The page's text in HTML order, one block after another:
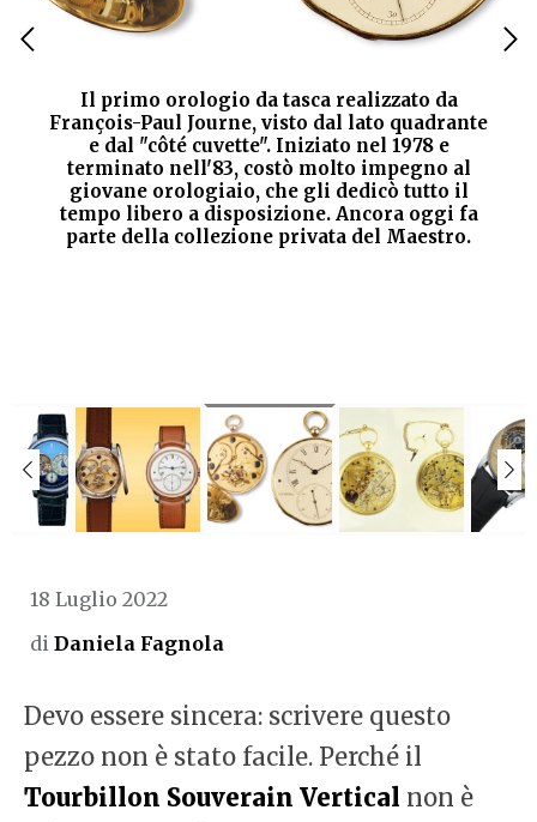
Il primo orologio da tasca realizzato da
François-Paul Journe, visto dal lato quadrante
e dal "côté cuvette". Iniziato nel 1978 e
terminato nell'83, costò molto impegno al
giovane orologiaio, che gli dedicò tutto il
tempo libero a disposizione. Ancora oggi fa
parte della collezione privata del Maestro.
18 Luglio 2022
di Daniela Fagnola
Devo essere sincera: scrivere questo
pezzo non è stato facile. Perché il
Tourbillon Souverain Vertical non è